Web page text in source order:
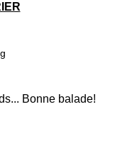
Bonne balade!